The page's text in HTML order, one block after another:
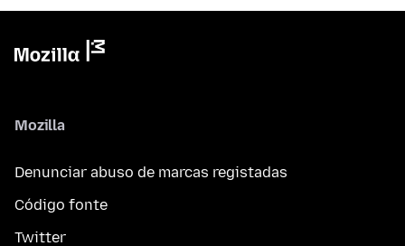
Mozilla
Denunciar abuso de marcas registadas
Código fonte
Twitter